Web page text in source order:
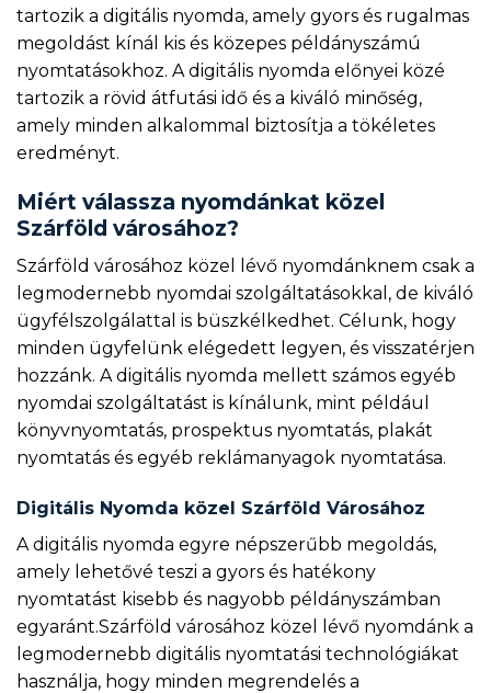
tartozik a digitális nyomda, amely gyors és rugalmas
megoldást kínál kis és közepes példányszámú
nyomtatásokhoz. A digitális nyomda előnyei közé
tartozik a rövid átfutási idő és a kiváló minőség,
amely minden alkalommal biztosítja a tökéletes
eredményt.
Miért válassza nyomdánkat közel
Szárföld városához?
Szárföld városához közel lévő nyomdánknem csak a
legmodernebb nyomdai szolgáltatásokkal, de kiváló
ügyfélszolgálattal is büszkélkedhet. Célunk, hogy
minden ügyfelünk elégedett legyen, és visszatérjen
hozzánk. A digitális nyomda mellett számos egyéb
nyomdai szolgáltatást is kínálunk, mint például
könyvnyomtatás, prospektus nyomtatás, plakát
nyomtatás és egyéb reklámanyagok nyomtatása.
Digitális Nyomda közel Szárföld Városához
A digitális nyomda egyre népszerűbb megoldás,
amely lehetővé teszi a gyors és hatékony
nyomtatást kisebb és nagyobb példányszámban
egyaránt.Szárföld városához közel lévő nyomdánk a
legmodernebb digitális nyomtatási technológiákat
használja, hogy minden megrendelés a